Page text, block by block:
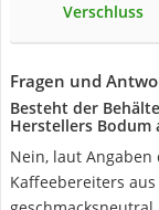
Verschluss
Fragen und
Besteht der
Herstellers Bodum
Nein, laut
Kaffeebereiters